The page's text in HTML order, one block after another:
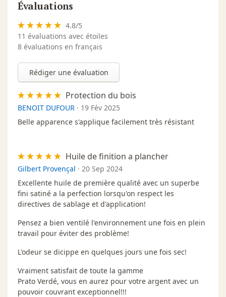
Évaluations
4.8/5
11 évaluations avec étoiles
8 évaluations en français
Rédiger une évaluation
Protection du bois
BENOIT DUFOUR · 19 Fév 2025
Belle apparence s'applique facilement très résistant
Huile de finition a plancher
Gilbert Provençal · 20 Sep 2024
Excellente huile de première qualité avec un superbe
fini satiné a la perfection lorsqu'on respect les
directives de sablage et d'application!
Pensez a bien ventilé l'environnement une fois en plein
travail pour éviter des problème!
L'odeur se dicippe en quelques jours une fois sec!
Vraiment satisfait de toute la gamme
Prato Verdé, vous en aurez pour votre argent avec un
pouvoir couvrant exceptionnel!!!